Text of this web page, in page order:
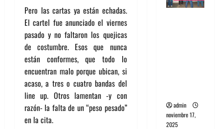
Pero las cartas ya están echadas.
El cartel fue anunciado el viernes
pasado y no faltaron los quejicas
de costumbre. Esos que nunca
están conformes, que todo lo
encuentran malo porque ubican, si
acaso, a tres o cuatro bandas del
line up. Otros lamentan -y con
razón- la falta de un “peso pesado”
en la cita.
admin
noviembre 17,
2025